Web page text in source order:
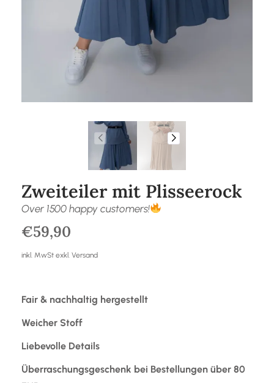
Zweiteiler mit Plisseerock
Over 1500 happy customers!
€59,90
inkl. MwSt exkl. Versand
Fair & nachhaltig hergestellt
Weicher Stoff
Liebevolle Details
Überraschungsgeschenk bei Bestellungen über 80